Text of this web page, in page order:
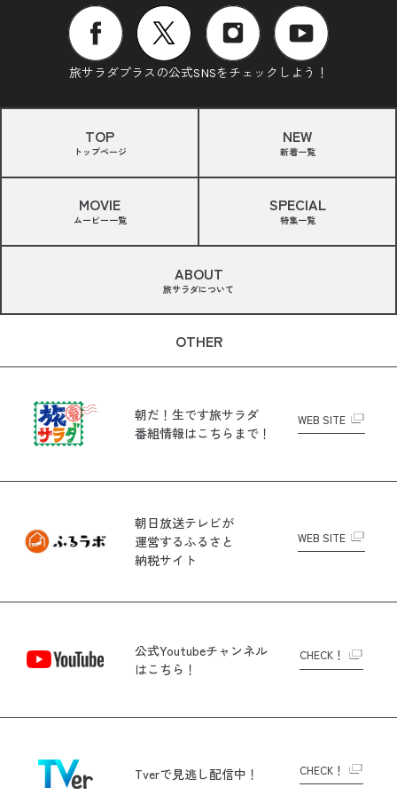
旅サラダプラスの公式SNSをチェックしよう！
TOP
トップページ
NEW
新着一覧
MOVIE
ムービー一覧
SPECIAL
特集一覧
ABOUT
旅サラダについて
OTHER
朝だ！生です旅サラダ
番組情報はこちらまで！
WEB SITE
朝日放送テレビが
運営するふるさと
納税サイト
WEB SITE
公式Youtubeチャンネル
はこちら！
CHECK！
Tverで見逃し配信中！ CHECK！